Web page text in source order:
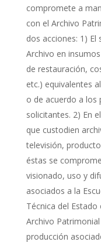
compromete a
con el Archivo
dos acciones: 1)
Archivo en
de restauración,
etc.) equivalentes
o de acuerdo a los
solicitantes. 2) En
que custodien
televisión,
éstas se
visionado, uso y
asociados a la
Técnica del Estado
Archivo
producción